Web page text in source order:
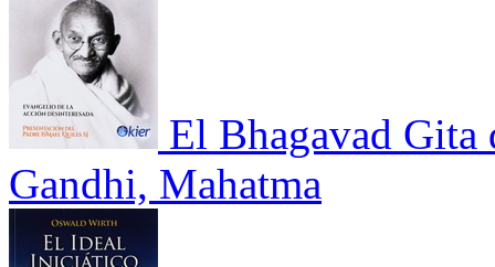
El Bhagavad Gita
Gandhi, Mahatma